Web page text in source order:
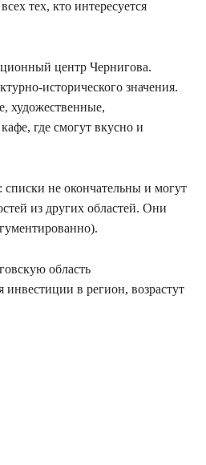
тех, кто интересуется
центр Чернигова.
исторического значения.
художественные,
где смогут вкусно и
не окончательны и могут
из других областей. Они
область
инвестиции в регион, возрастут